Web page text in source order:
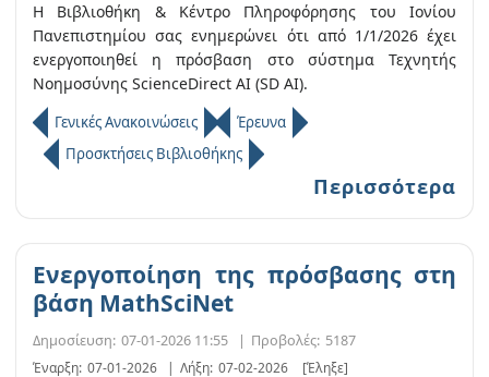
Η Βιβλιοθήκη & Κέντρο Πληροφόρησης του Ιονίου
Πανεπιστημίου σας ενημερώνει ότι από 1/1/2026 έχει
ενεργοποιηθεί η πρόσβαση στο σύστημα Τεχνητής
Νοημοσύνης ScienceDirect AI (SD AI).
Γενικές Ανακοινώσεις
Έρευνα
Προσκτήσεις Βιβλιοθήκης
Περισσότερα
Ενεργοποίηση της πρόσβασης στη
βάση MathSciNet
Δημοσίευση: 07-01-2026 11:55 | Προβολές: 5187
Έναρξη: 07-01-2026 | Λήξη: 07-02-2026 [Έληξε]